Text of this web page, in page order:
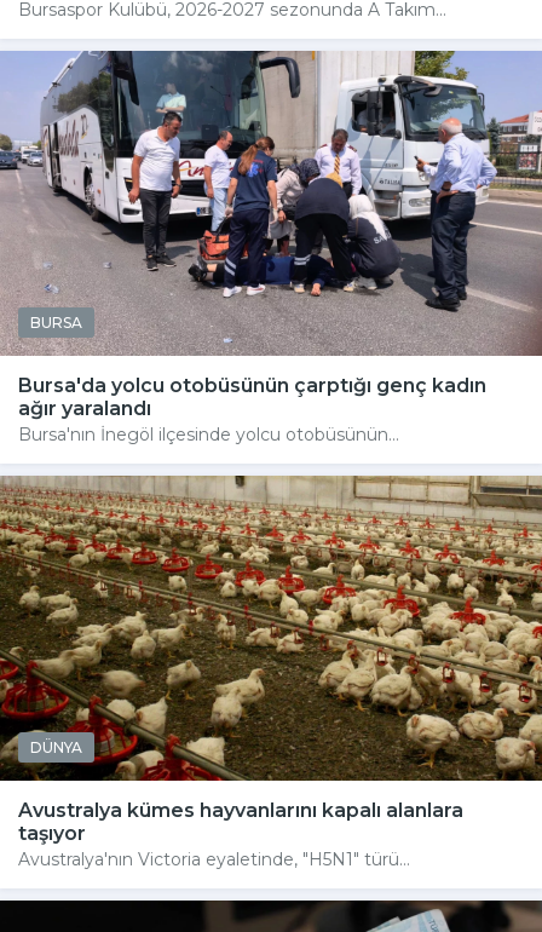
Bursaspor Kulübü, 2026-2027 sezonunda A Takım...
BURSA
Bursa'da yolcu otobüsünün çarptığı genç kadın
ağır yaralandı
Bursa'nın İnegöl ilçesinde yolcu otobüsünün...
DÜNYA
Avustralya kümes hayvanlarını kapalı alanlara
taşıyor
Avustralya'nın Victoria eyaletinde, "H5N1" türü...